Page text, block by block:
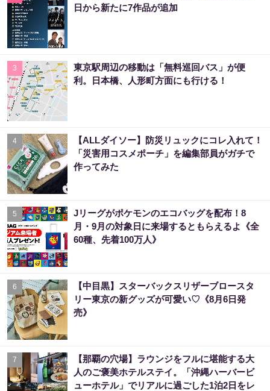
日から新たに7作品が追加
3
東京駅周辺の移動は「無料巡回バス」が便
利。日本橋、人形町方面にも行ける！
4
【ALLダイソー】防災リュックにコレ入れて！
「災害用コスメポーチ」を編集部員がガチで
作ってみた
5
Jリーグがポケモンのエコバッグを配布！8
月・9月の対象日に来場するともらえるよ《全
60種、先着100万人》
6
【中目黒】スターバックスリザーブロースタ
リー東京の新グッズが可愛い♡《8月6日発
売》
7
【那覇の穴場】ラウンジをフルに堪能する大
人のご褒美ホテルステイ。「沖縄ハーバービ
ューホテル」でリアルに過ごした1泊2日をレ